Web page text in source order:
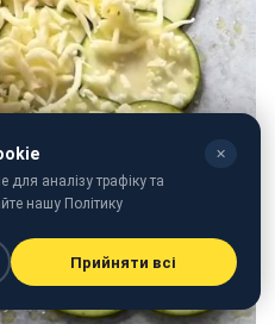
✕
аналізу трафіку та
нашу Політику
Прийняти всі